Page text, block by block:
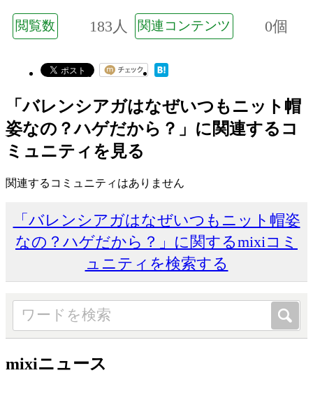
閲覧数 183人 関連コンテンツ 0個
「バレンシアガはなぜいつもニット帽
姿なの？ハゲだから？」に関連するコ
ミュニティを見る
関連するコミュニティはありません
「バレンシアガはなぜいつもニット帽姿
なの？ハゲだから？」に関するmixiコミ
ュニティを検索する
mixiニュース